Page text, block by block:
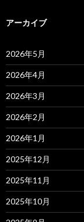
アーカイブ
2026年5月
2026年4月
2026年3月
2026年2月
2026年1月
2025年12月
2025年11月
2025年10月